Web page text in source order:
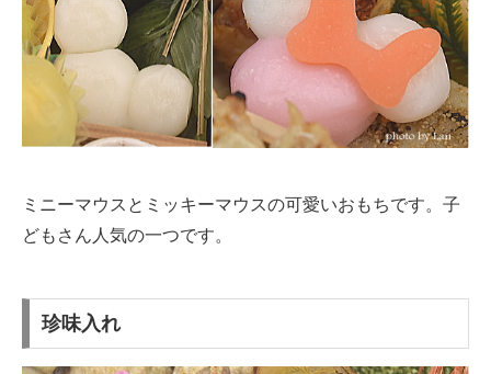
ミニーマウスとミッキーマウスの可愛いおもちです。子
どもさん人気の一つです。
珍味入れ